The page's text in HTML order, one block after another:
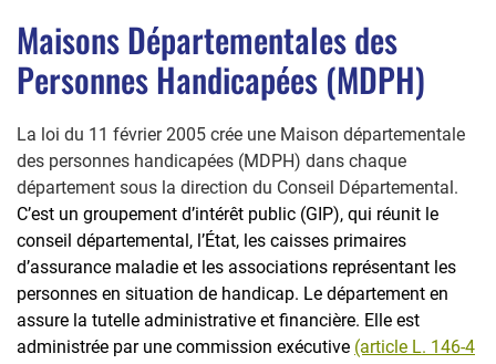
Maisons Départementales des
Personnes Handicapées (MDPH)
La loi du 11 février 2005 crée une Maison départementale
des personnes handicapées (MDPH) dans chaque
département sous la direction du Conseil Départemental.
C’est un groupement d’intérêt public (GIP), qui réunit le
conseil départemental, l’État, les caisses primaires
d’assurance maladie et les associations représentant les
personnes en situation de handicap. Le département en
assure la tutelle administrative et financière. Elle est
administrée par une commission exécutive (article L. 146-4